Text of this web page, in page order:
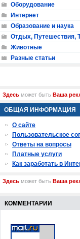
Оборудование
Интернет
Образование и наука
Отдых, Путешествия,
Животные
Разные статьи
Здесь может быть Ваша
ОБЩАЯ ИНФОРМАЦИЯ
О сайте
Пользовательское
Ответы на вопросы
Платные услуги
Как заработать в
Здесь может быть Ваша
КОММЕНТАРИИ